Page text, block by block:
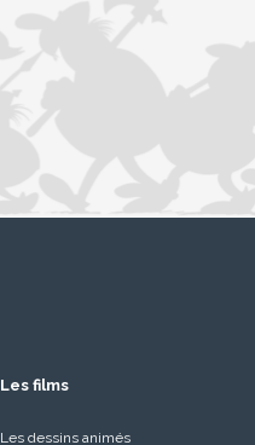
Les films
Les dessins animés